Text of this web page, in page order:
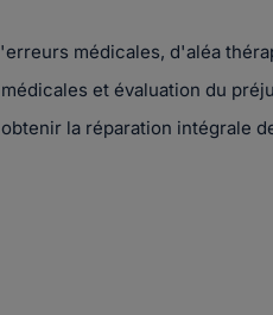
médicales, d'aléa
et évaluation du
la réparation intégrale